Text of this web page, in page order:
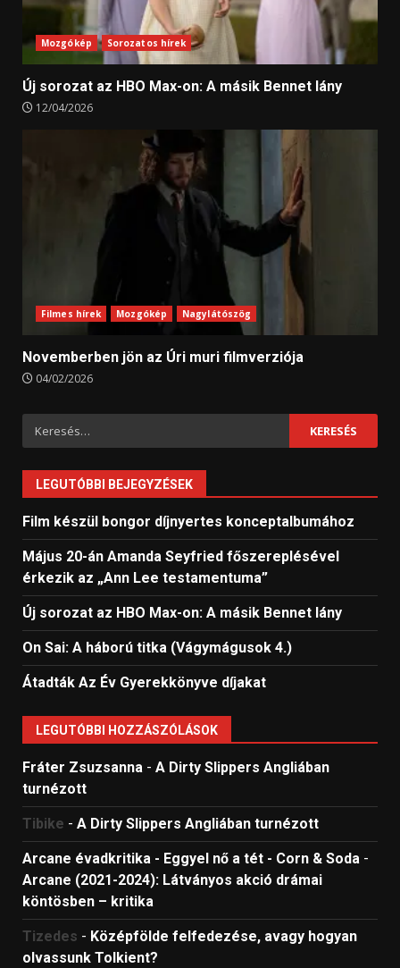
Mozgókép Sorozatos hírek
Új sorozat az HBO Max-on: A másik Bennet lány
12/04/2026
Filmes hírek Mozgókép Nagylátószög
Novemberben jön az Úri muri filmverziója
04/02/2026
Keresés:
LEGUTÓBBI BEJEGYZÉSEK
Film készül bongor díjnyertes konceptalbumához
Május 20-án Amanda Seyfried főszereplésével
érkezik az „Ann Lee testamentuma”
Új sorozat az HBO Max-on: A másik Bennet lány
On Sai: A ​háború titka (Vágymágusok 4.)
Átadták Az Év Gyerekkönyve díjakat
LEGUTÓBBI HOZZÁSZÓLÁSOK
Fráter Zsuzsanna - A Dirty Slippers Angliában
turnézott
Tibike - A Dirty Slippers Angliában turnézott
Arcane évadkritika - Eggyel nő a tét - Corn & Soda -
Arcane (2021-2024): Látványos akció drámai
köntösben – kritika
Tizedes - Középfölde felfedezése, avagy hogyan
olvassunk Tolkient?